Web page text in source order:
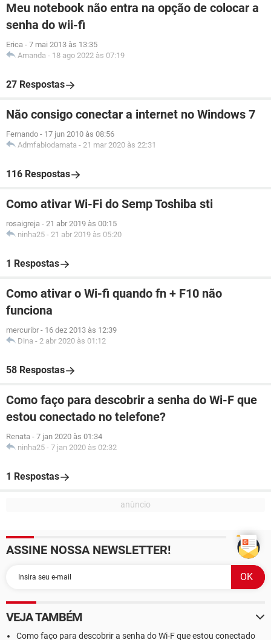
Meu notebook não entra na opção de colocar a
senha do wii-fi
Erica - 7 mai 2013 às 13:35
Amanda - 18 ago 2022 às 07:19
27 Respostas
Não consigo conectar a internet no Windows 7
Fernando - 17 jun 2010 às 08:56
Admfabiodamata - 21 mar 2020 às 22:31
116 Respostas
Como ativar Wi-Fi do Semp Toshiba sti
rosaigreja - 21 abr 2019 às 00:15
ninha25 - 21 abr 2019 às 05:20
1 Respostas
Como ativar o Wi-fi quando fn + F10 não
funciona
mercuribr - 16 dez 2013 às 12:39
Dina - 2 abr 2020 às 01:12
58 Respostas
Como faço para descobrir a senha do Wi-F que
estou conectado no telefone?
Renata - 7 jan 2020 às 01:34
ninha25 - 7 jan 2020 às 02:32
1 Respostas
ASSINE NOSSA NEWSLETTER!
VEJA TAMBÉM
Como faço para descobrir a senha do Wi-F que estou conectado